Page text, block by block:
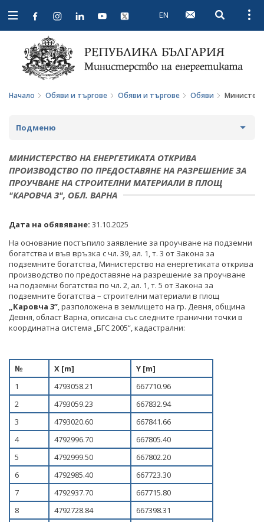
Open
navigation
EN Open
Начало Обяви и търгове Обяви и търгове Обяви
Подменю
ПРОФИЛ НА КУПУВАЧА
ВЪТРЕШНИ ПРАВИЛА И ДОКУМЕНТИ
ПРОЦЕДУРИ
СЪБИРАНЕ НА ОФЕРТИ С ОБЯВИ
ПАЗАРНИ КОНСУЛТАЦИИ
СТАНОВИЩА НА АОП
ОБЯВЛЕНИЯ ЗА ПРЕДВАРИТЕЛНА ИНФОРМАЦИЯ
ПРОФИЛ НА КУПУВАЧА ДО 15.04.2016 Г.
ВЪТРЕШНИ ПРАВИЛА И ДОКУМЕНТИ
ПРОЦЕДУРИ
ПУБЛИЧНИ ПОКАНИ
ПОКАНИ
ОБЯВЛЕНИЯ ЗА ПРЕДВАРИТЕЛНА ИНФОРМАЦИЯ
ПРЕДВАРИТЕЛЕН КОНТРОЛ
ОБЯВИ И ТЪРГОВЕ
ОБЩЕСТВЕНИ ПОРЪЧКИ ДО 2014 Г.
РАЗПРОДАЖБА НА АКТИВИ
БЮЛЕТИН ПРОДАЖБИ НА СИНДИЦИТЕ
ОБЯВИ
ТЪРГОВЕ
ПОКАНИ НА ТЪРГОВСКИ ДРУЖЕСТВА ЗА
ПРЕДОСТАВЯНЕ НА ФИНАНСОВИ УСЛУГИ
ТЪРГОВЕ
МИНИСТЕРСТВО НА ЕНЕРГЕТИКАТА ОТКРИВА
ПРОИЗВОДСТВО ПО ПРЕДОСТАВЯНЕ НА РАЗРЕШЕНИЕ ЗА
ПРОУЧВАНЕ НА СТРОИТЕЛНИ МАТЕРИАЛИ В ПЛОЩ
"КАРОВЧА 3", ОБЛ. ВАРНА
Дата на обявяване: 31.10.2025
На основание постъпило заявление за проучване на подземни
богатства и във връзка с чл. 39, ал. 1, т. 3 от Закона за
подземните богатства, Министерство на енергетиката открива
производство по предоставяне на разрешение за проучване
на подземни богатства по чл. 2, ал. 1, т. 5 от Закона за
подземните богатства – строителни материали в площ
„Каровча 3”, разположена в землището на гр. Девня, община
Девня, област Варна, описана със следните гранични точки в
координатна система „БГС 2005“, кадастрални:
№ Х [m]
Y [m]
1
4793058.21
667710.96
2
4793059.23
667832.94
3
4793020.60
667841.66
4
4792996.70
667805.40
5
4792999.50
667802.20
6
4792985.40
667723.30
7
4792937.70
667715.80
8
4792728.84
667398.31